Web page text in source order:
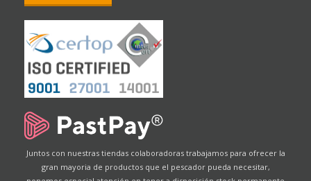
Juntos con nuestras tiendas colaboradoras trabajamos para ofrecer la
gran mayoria de productos que el pescador pueda necesitar,